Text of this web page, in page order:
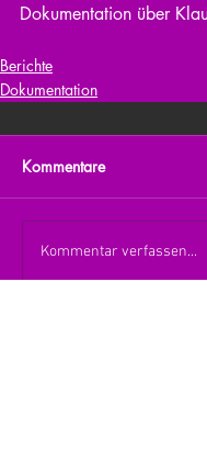
Dokumentation über
Berichte
Dokumentation
Kommentare
Kommentar verfassen...